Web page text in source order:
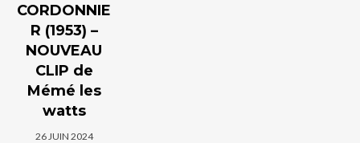
CORDONNIE
R (1953) –
NOUVEAU
CLIP de
Mémé les
watts
26 JUIN 2024